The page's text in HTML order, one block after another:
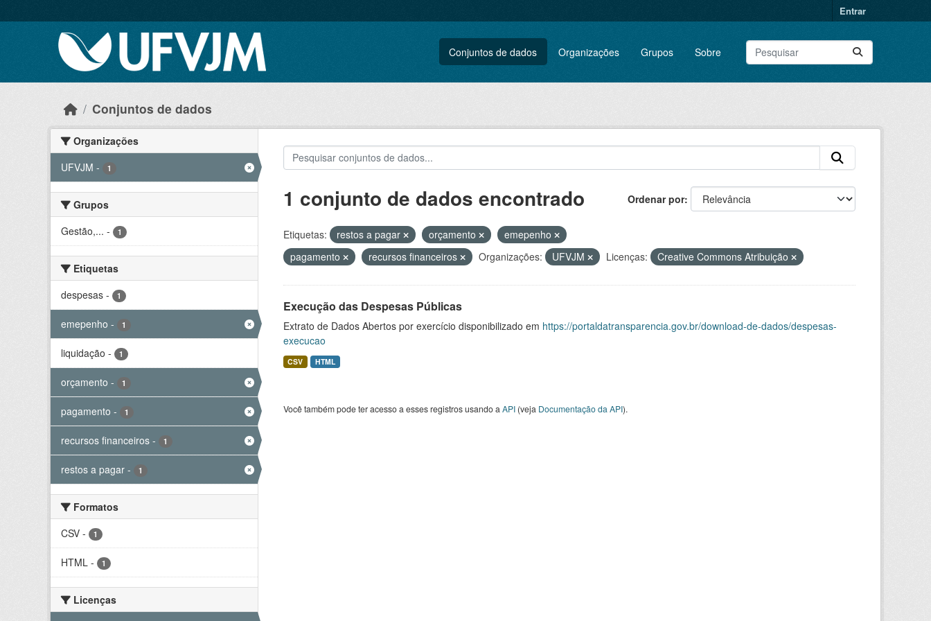
Entrar
Conjuntos de dados Organizações Grupos Sobre
Conjuntos de dados
Organizações
UFVJM - 1
Grupos
Gestão,... - 1
Etiquetas
despesas - 1
emepenho - 1
liquidação - 1
orçamento - 1
pagamento - 1
recursos financeiros - 1
restos a pagar - 1
Formatos
CSV - 1
HTML - 1
Licenças
Ordenar por
1 conjunto de dados encontrado
Etiquetas: restos a pagar orçamento
emepenho
pagamento
recursos financeiros Organizações: UFVJM Licenças: Creative Commons Atribuição
Execução das Despesas Públicas
Extrato de Dados Abertos por exercício disponibilizado em https://portaldatransparencia.gov.br/download-de-dados/despesas-
execucao
CSV HTML
Você também pode ter acesso a esses registros usando a API(veja Documentação da API).